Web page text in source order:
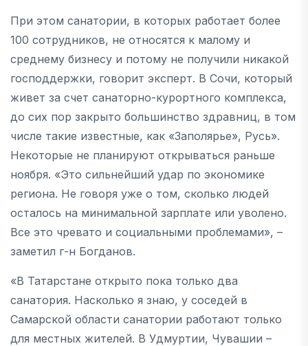
При этом санатории, в которых работает более
100 сотрудников, не относятся к малому и
среднему бизнесу и потому не получили никакой
господдержки, говорит эксперт. В Сочи, который
живет за счет санаторно-курортного комплекса,
до сих пор закрыто большинство здравниц, в том
числе такие известные, как «Заполярье», Русь».
Некоторые не планируют открываться раньше
ноября. «Это сильнейший удар по экономике
региона. Не говоря уже о том, сколько людей
осталось на минимальной зарплате или уволено.
Все это чревато и социальными проблемами», –
заметил г-н Богданов.
«В Татарстане открыто пока только два
санатория. Насколько я знаю, у соседей в
Самарской области санатории работают только
для местных жителей. В Удмуртии, Чувашии –